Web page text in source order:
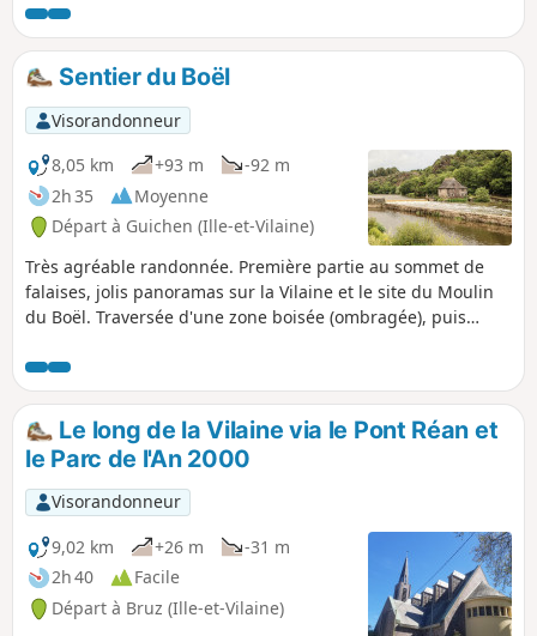
moulin de Ritoir aménagé en Maison des Énergies.
Sentier du Boël
Visorandonneur
8,05 km
+93 m
-92 m
2h 35
Moyenne
Départ à Guichen (Ille-et-Vilaine)
Très agréable randonnée. Première partie au sommet de
falaises, jolis panoramas sur la Vilaine et le site du Moulin
du Boël. Traversée d'une zone boisée (ombragée), puis
possible, le passage le long de la clôture du site militaire
(Le Celar), ce nouveau descriptif utilise une partie du GR®
un peu plus technique.
Le long de la Vilaine via le Pont Réan et
le Parc de l'An 2000
Visorandonneur
9,02 km
+26 m
-31 m
2h 40
Facile
Départ à Bruz (Ille-et-Vilaine)